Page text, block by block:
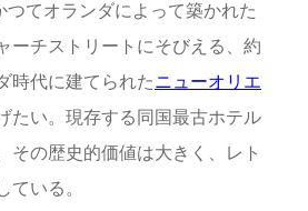
つてオランダによって築かれた
ーチストリートにそびえる、約
時代に建てられたニューオリエ
たい。現存する同国最古ホテル
その歴史的価値は大きく、レト
ている。